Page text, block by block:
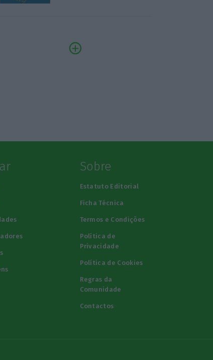
Sobre
Estatuto Editorial
Ficha Técnica
Termos e Condições
Política de
Privacidade
Política de Cookies
Regras da
Comunidade
Contactos